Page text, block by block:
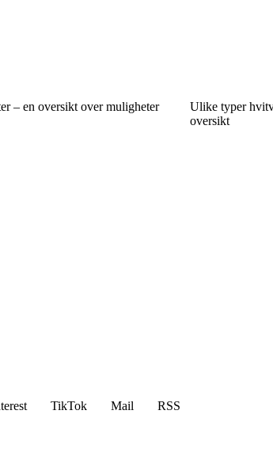
– en oversikt over muligheter
Ulike typer
oversikt
TikTok Mail
RSS